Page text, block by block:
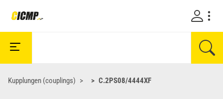
Kupplungen (couplings) C.2PS08/4444XF